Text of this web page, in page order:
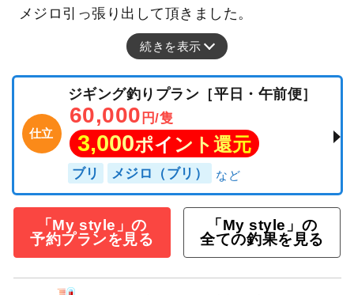
メジロ引っ張り出して頂きました。
続きを表示
仕立
ジギング釣りプラン［平日・午前便］
60,000 円/隻
3,000ポイント還元
ブリ メジロ（ブリ）
「My style」の
予約プランを見る
「My style」の
全ての釣果を見る